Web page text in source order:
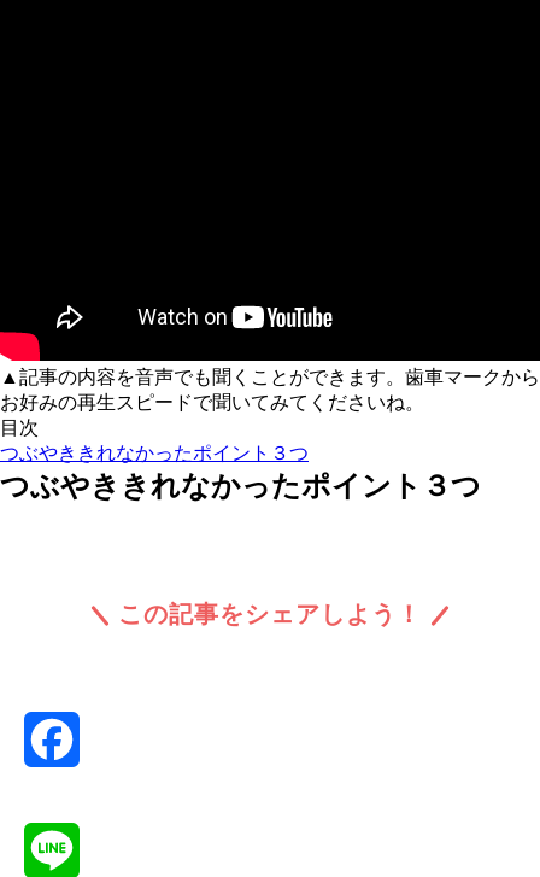
▲記事の内容を音声でも聞くことができます。歯車マークから
お好みの再生スピードで聞いてみてくださいね。
目次
つぶやききれなかったポイント３つ
つぶやききれなかったポイント３つ
この記事をシェアしよう！